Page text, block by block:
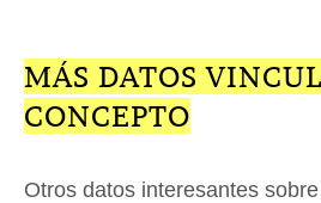
MÁS DATOS
CONCEPTO
Otros datos interesantes